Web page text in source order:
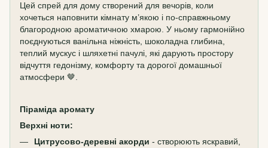
Цей спрей для дому створений для вечорів, коли
хочеться наповнити кімнату м’якою і по-справжньому
благородною ароматичною хмарою. У ньому гармонійно
поєднуються ванільна ніжність, шоколадна глибина,
теплий мускус і шляхетні пачулі, які дарують простору
відчуття гедонізму, комфорту та дорогої домашньої
атмосфери 🤎.
Піраміда аромату
Верхні ноти:
Цитрусово-деревні акорди - створюють яскравий,